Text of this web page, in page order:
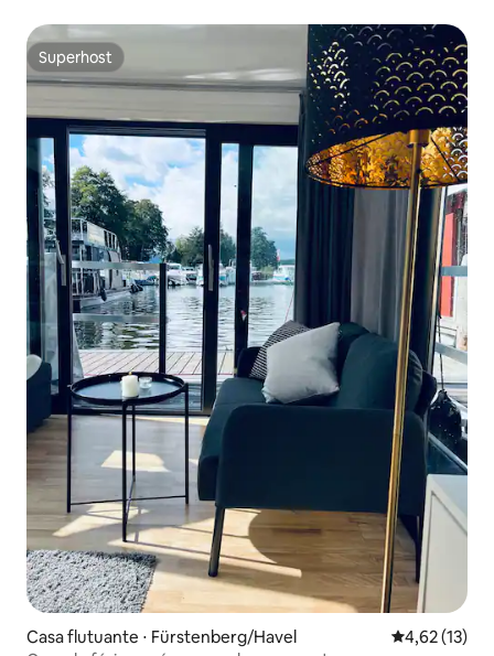
Superhost
Superhost
Casa flutuante ⋅ Fürstenberg/Havel 4,62 de uma
4,62 (13)